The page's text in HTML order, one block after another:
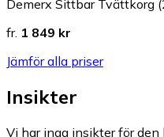
Demerx Sittbar Tvättkorg
fr. 1 849 kr
Jämför alla priser
Insikter
Vi har inga insikter för den